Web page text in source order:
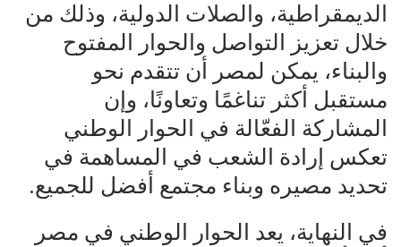
الديمقراطية، والصلات الدولية، وذلك من
خلال تعزيز التواصل والحوار المفتوح
والبناء، يمكن لمصر أن تتقدم نحو
مستقبل أكثر تناغمًا وتعاونًا، وإن
المشاركة الفعّالة في الحوار الوطني
تعكس إرادة الشعب في المساهمة في
تحديد مصيره وبناء مجتمع أفضل للجميع.
في النهاية، يعد الحوار الوطني في مصر